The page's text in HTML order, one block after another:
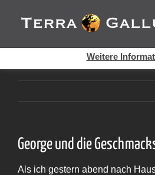
Inhalt
springen
George und die
Als ich gestern abend nach
Cookies helfen auf auf dieser Seite
Dienste. Durch die Nutzung dieser
Weitere